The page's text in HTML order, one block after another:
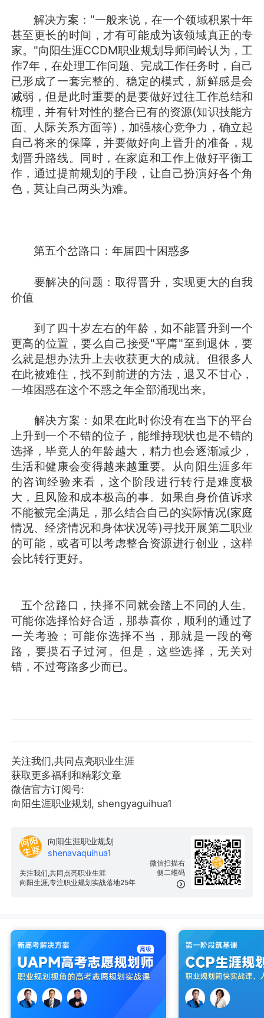
解决方案："一般来说，在一个领域积累十年
甚至更长的时间，才有可能成为该领域真正的专
家。"向阳生涯CCDM职业规划导师闫岭认为，工
作7年，在处理工作问题、完成工作任务时，自己
已形成了一套完整的、稳定的模式，新鲜感是会
减弱，但是此时重要的是要做好过往工作总结和
梳理，并有针对性的整合已有的资源(知识技能方
面、人际关系方面等)，加强核心竞争力，确立起
自己将来的保障，并要做好向上晋升的准备，规
划晋升路线。同时，在家庭和工作上做好平衡工
作，通过提前规划的手段，让自己扮演好各个角
色，莫让自己两头为难。
第五个岔路口：年届四十困惑多
要解决的问题：取得晋升，实现更大的自我
价值
到了四十岁左右的年龄，如不能晋升到一个
更高的位置，要么自己接受"平庸"至到退休，要
么就是想办法升上去收获更大的成就。但很多人
在此被难住，找不到前进的方法，退又不甘心，
一堆困惑在这个不惑之年全部涌现出来。
解决方案：如果在此时你没有在当下的平台
上升到一个不错的位子，能维持现状也是不错的
选择，毕竟人的年龄越大，精力也会逐渐减少，
生活和健康会变得越来越重要。从向阳生涯多年
的咨询经验来看，这个阶段进行转行是难度极
大，且风险和成本极高的事。如果自身价值诉求
不能被完全满足，那么结合自己的实际情况(家庭
情况、经济情况和身体状况等)寻找开展第二职业
的可能，或者可以考虑整合资源进行创业，这样
会比转行更好。
五个岔路口，抉择不同就会踏上不同的人生。
可能你选择恰好合适，那恭喜你，顺利的通过了
一关考验；可能你选择不当，那就是一段的弯
路，要摸石子过河。但是，这些选择，无关对
错，不过弯路多少而已。
关注我们,共同点亮职业生涯
获取更多福利和精彩文章
微信官方订阅号:
向阳生涯职业规划, shengyaguihua1
微信扫描右
侧二维码
向阳生涯职业规划
shenavaquihua1
关注我们,共同点亮职业生涯
向阳生涯,专注职业规划实战落地25年